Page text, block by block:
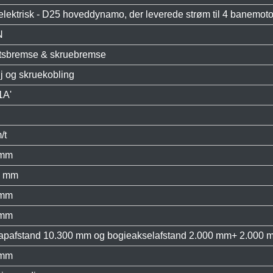
- D25 hoveddynamo, der leverede strøm til 4
& skruebremse
og skruekobling
t
mm
10.300 mm og bogieakselafstand 2.000 mm+ 2.000